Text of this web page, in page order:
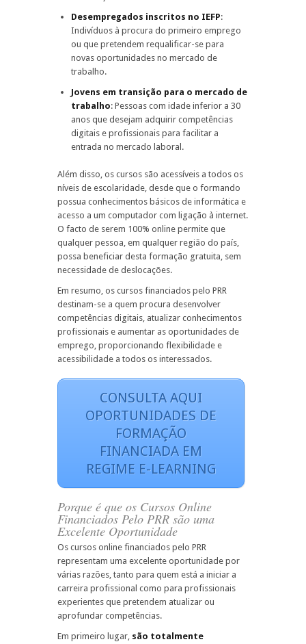
Desempregados inscritos no IEFP:
Indivíduos à procura do primeiro emprego
ou que pretendem requalificar-se para
novas oportunidades no mercado de
trabalho.
Jovens em transição para o mercado de
trabalho: Pessoas com idade inferior a 30
anos que desejam adquirir competências
digitais e profissionais para facilitar a
entrada no mercado laboral.
Além disso, os cursos são acessíveis a todos os
níveis de escolaridade, desde que o formando
possua conhecimentos básicos de informática e
acesso a um computador com ligação à internet.
O facto de serem 100% online permite que
qualquer pessoa, em qualquer região do país,
possa beneficiar desta formação gratuita, sem
necessidade de deslocações.
Em resumo, os cursos financiados pelo PRR
destinam-se a quem procura desenvolver
competências digitais, atualizar conhecimentos
profissionais e aumentar as oportunidades de
emprego, proporcionando flexibilidade e
acessibilidade a todos os interessados.
CONSULTA AQUI
OPORTUNIDADES DE
FORMAÇÃO
FINANCIADA EM
REGIME E-LEARNING
Porque é que os Cursos Online
Financiados Pelo PRR são uma
Excelente Oportunidade
Os cursos online financiados pelo PRR
representam uma excelente oportunidade por
várias razões, tanto para quem está a iniciar a
carreira profissional como para profissionais
experientes que pretendem atualizar ou
aprofundar competências.
Em primeiro lugar, são totalmente